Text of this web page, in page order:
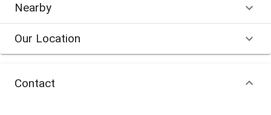
Nearby
Our Location
Contact